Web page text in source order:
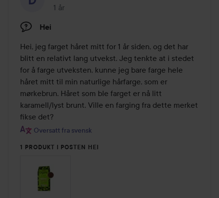
1 år
Innlegget ble opprettet 1 år
Hei
Hei, jeg farget håret mitt for 1 år siden, og det har
blitt en relativt lang utvekst. Jeg tenkte at i stedet
for å farge utveksten, kunne jeg bare farge hele
håret mitt til min naturlige hårfarge, som er
mørkebrun. Håret som ble farget er nå litt
karamell/lyst brunt. Ville en farging fra dette merket
fikse det?
Oversatt fra svensk
1 PRODUKT I POSTEN HEI